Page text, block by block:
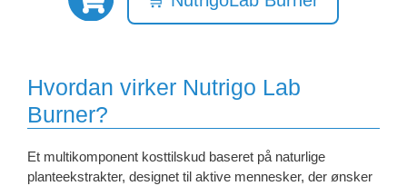
Hvordan virker Nutrigo Lab
Burner?
Et multikomponent kosttilskud baseret på naturlige
planteekstrakter, designet til aktive mennesker, der ønsker